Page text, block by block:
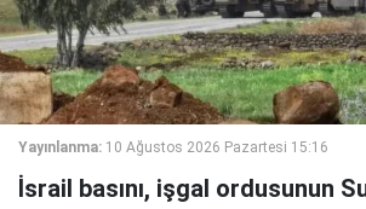
Yayınlanma: 10 Ağustos 2026 Pazartesi 15:16
İsrail basını, işgal ordusunun